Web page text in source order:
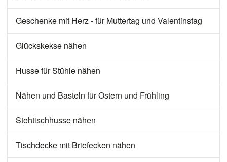
Geschenke mit Herz - für Muttertag und Valentinstag
Glückskekse nähen
Husse für Stühle nähen
Nähen und Basteln für Ostern und Frühling
Stehtischhusse nähen
Tischdecke mit Briefecken nähen